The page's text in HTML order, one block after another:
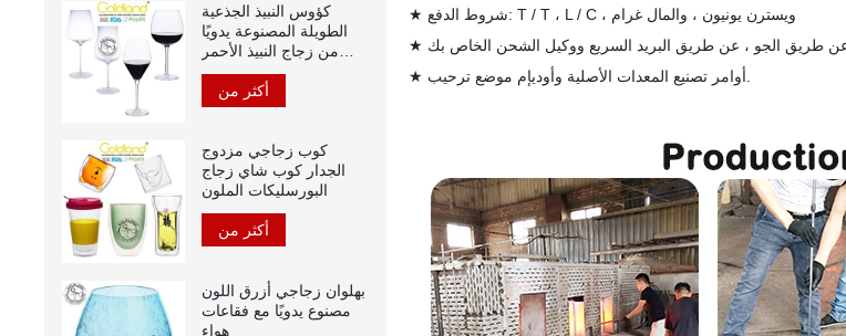
★
شروط الدفع: T / T ، L / C ، ويسترن يونيون ، والمال غرام
★
كؤوس النبيذ الجذعية
الطويلة المصنوعة يدويًا
من زجاج النبيذ الأحمر
الكريستالي
أكثر من
كوب زجاجي مزدوج
الجدار كوب شاي زجاج
البورسليكات الملون
أكثر من
بهلوان زجاجي أزرق اللون
مصنوع يدويًا مع فقاعات
هواء